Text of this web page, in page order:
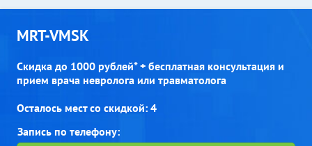
MRT-VMSK
Скидка до 1000 рублей* + бесплатная консультация и
прием врача невролога или травматолога
Осталось мест со скидкой: 4